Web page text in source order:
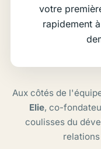
votre
rapidement
Aux côtés de
Elie, co-
coulisses du